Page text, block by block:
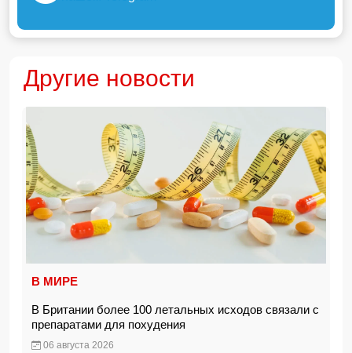
Другие новости
В МИРЕ
В Британии более 100 летальных исходов связали с
препаратами для похудения
06 августа 2026